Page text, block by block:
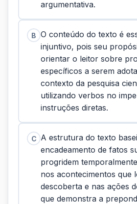
argumentativa.
B O conteúdo do texto é
injuntivo, pois seu
orientar o leitor sobre
específicos a serem
contexto da pesquisa
utilizando verbos no
instruções diretas.
C A estrutura do texto
encadeamento de fatos
progridem
nos acontecimentos que
descoberta e nas ações
que demonstra a